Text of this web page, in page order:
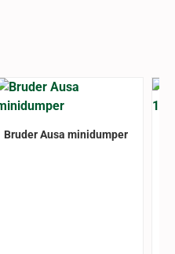
Bruder Ausa minidumper